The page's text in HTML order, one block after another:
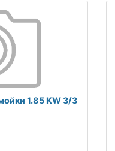
1.85 KW 3/3